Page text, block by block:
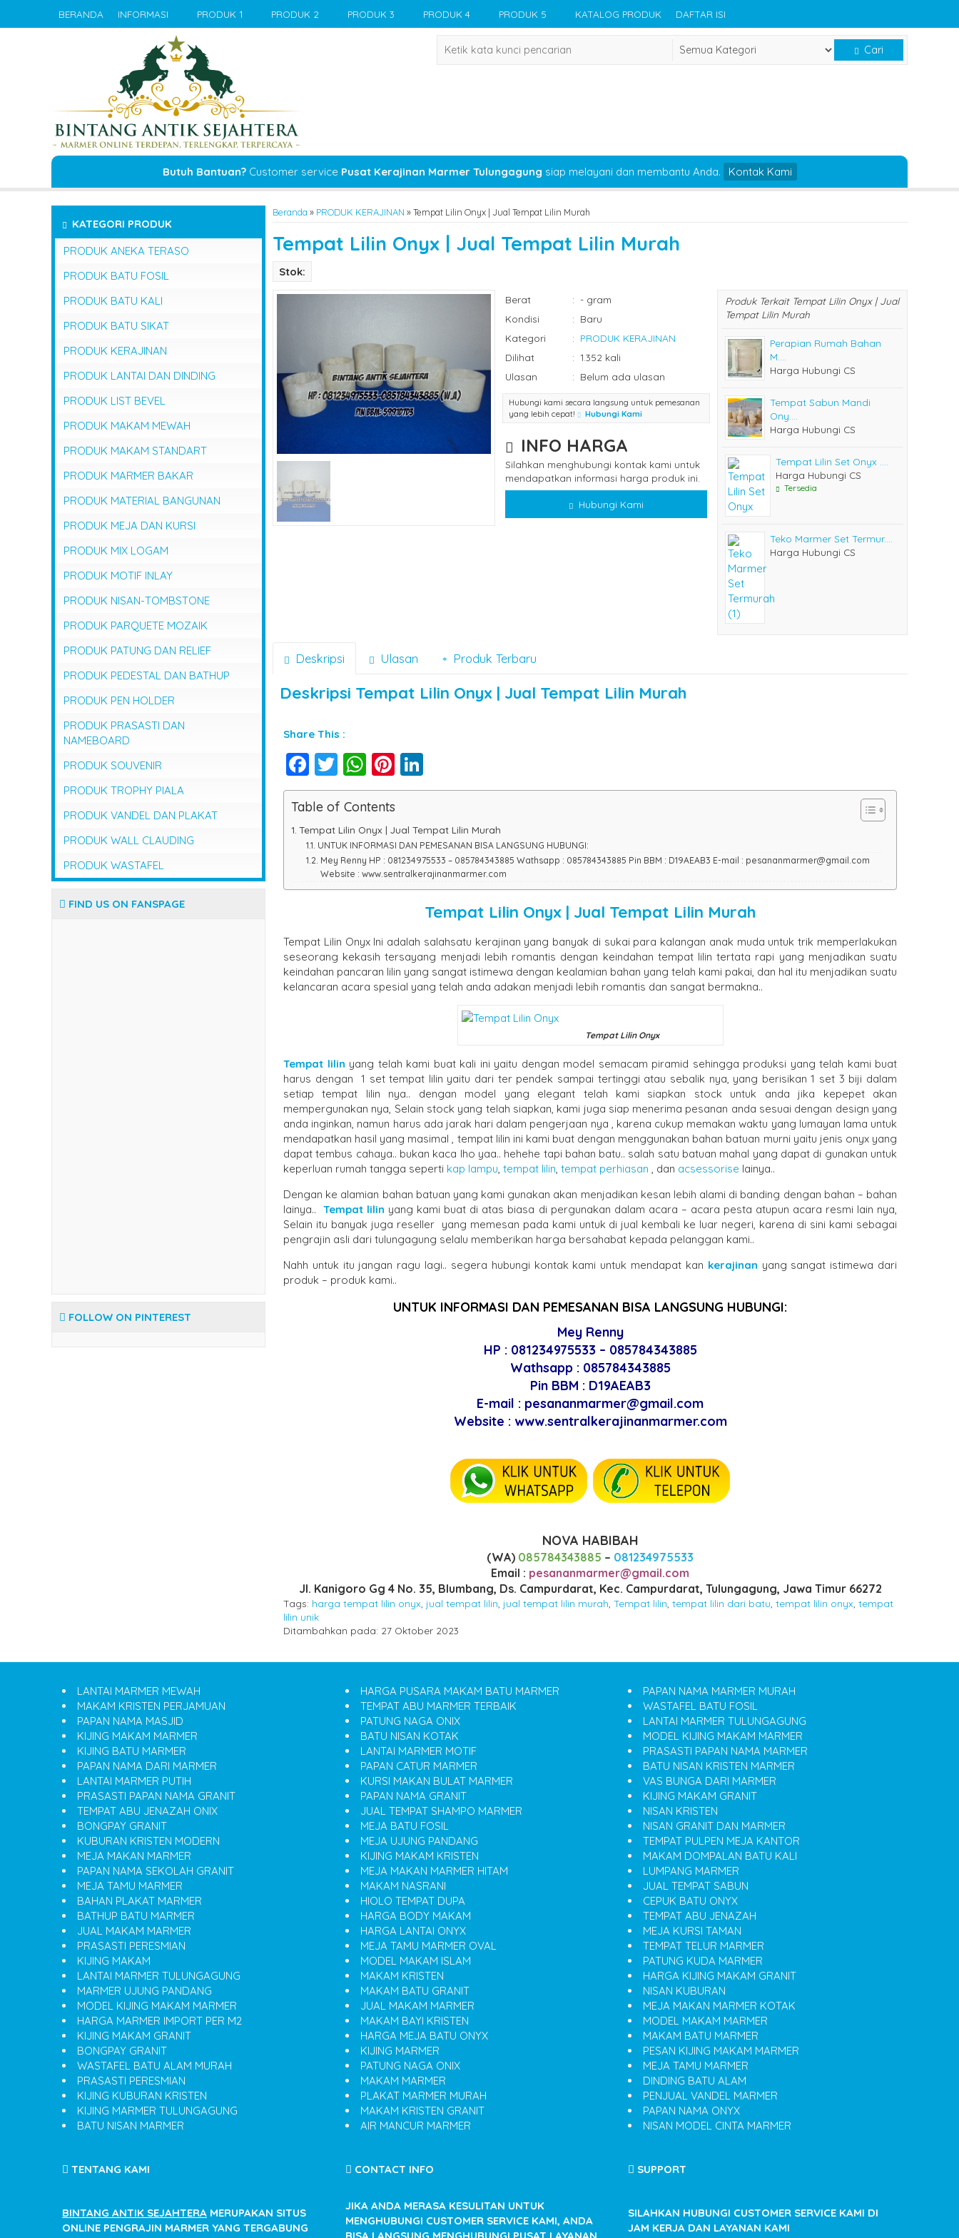
BERANDA INFORMASI PRODUK 1 PRODUK 2 PRODUK 3 PRODUK 4 PRODUK 5 KATALOG PRODUK DAFTAR ISI
Cari
Butuh Bantuan?Customer service Pusat Kerajinan Marmer Tulungagung siap melayani dan membantu Anda. Kontak Kami
Beranda » PRODUK KERAJINAN »Tempat Lilin Onyx | Jual Tempat Lilin Murah
Tempat Lilin Onyx | Jual Tempat Lilin Murah
Stok:
Berat : - gram
Kondisi
: Baru
Kategori
: PRODUK KERAJINAN
Dilihat
: 1.352 kali
Ulasan
: Belum ada ulasan
Hubungi kami secara langsung untuk pemesanan
yang lebih cepat!
Hubungi Kami
INFO HARGA
Silahkan menghubungi kontak kami untuk
mendapatkan informasi harga produk ini.
Hubungi Kami
Produk Terkait Tempat Lilin Onyx | Jual
Tempat Lilin Murah
Perapian Rumah Bahan
M....
Harga Hubungi CS
Tempat Sabun Mandi
Ony....
Harga Hubungi CS
Tempat Lilin Set Onyx ....
Harga Hubungi CS
Tersedia
Teko Marmer Set Termur....
Harga Hubungi CS
Deskripsi Ulasan Produk Terbaru
Deskripsi Tempat Lilin Onyx | Jual Tempat Lilin Murah
Share This :
Facebook
Twitter
WhatsApp
Pinterest
Table of Contents
Tempat Lilin Onyx | Jual Tempat Lilin Murah
UNTUK INFORMASI DAN PEMESANAN BISA LANGSUNG HUBUNGI:
Mey Renny HP : 081234975533 – 085784343885 Wathsapp : 085784343885 Pin BBM : D19AEAB3 E-mail : pesananmarmer@gmail.com
Website : www.sentralkerajinanmarmer.com
Tempat Lilin Onyx | Jual Tempat Lilin Murah
Tempat Lilin Onyx Ini adalah salahsatu kerajinan yang banyak di sukai para kalangan anak muda untuk trik memperlakukan
seseorang kekasih tersayang menjadi lebih romantis dengan keindahan tempat lilin tertata rapi yang menjadikan suatu
keindahan pancaran lilin yang sangat istimewa dengan kealamian bahan yang telah kami pakai, dan hal itu menjadikan suatu
kelancaran acara spesial yang telah anda adakan menjadi lebih romantis dan sangat bermakna..
Tempat Lilin Onyx
Tempat lilin yang telah kami buat kali ini yaitu dengan model semacam piramid sehingga produksi yang telah kami buat
harus dengan 1 set tempat lilin yaitu dari ter pendek sampai tertinggi atau sebalik nya, yang berisikan 1 set 3 biji dalam
setiap tempat lilin nya.. dengan model yang elegant telah kami siapkan stock untuk anda jika kepepet akan
mempergunakan nya, Selain stock yang telah siapkan, kami juga siap menerima pesanan anda sesuai dengan design yang
anda inginkan, namun harus ada jarak hari dalam pengerjaan nya , karena cukup memakan waktu yang lumayan lama untuk
mendapatkan hasil yang masimal , tempat lilin ini kami buat dengan menggunakan bahan batuan murni yaitu jenis onyx yang
dapat tembus cahaya.. bukan kaca lho yaa.. hehehe tapi bahan batu.. salah satu batuan mahal yang dapat di gunakan untuk
keperluan rumah tangga seperti kap lampu, tempat lilin, tempat perhiasan , dan acsessorise lainya..
Dengan ke alamian bahan batuan yang kami gunakan akan menjadikan kesan lebih alami di banding dengan bahan – bahan
lainya..Tempat lilin yang kami buat di atas biasa di pergunakan dalam acara – acara pesta atupun acara resmi lain nya,
Selain itu banyak juga reseller yang memesan pada kami untuk di jual kembali ke luar negeri, karena di sini kami sebagai
pengrajin asli dari tulungagung selalu memberikan harga bersahabat kepada pelanggan kami..
Nahh untuk itu jangan ragu lagi.. segera hubungi kontak kami untuk mendapat kan kerajinan yang sangat istimewa dari
produk – produk kami..
UNTUK INFORMASI DAN PEMESANAN BISA LANGSUNG HUBUNGI:
Mey Renny
HP : 081234975533 – 085784343885
Wathsapp : 085784343885
Pin BBM : D19AEAB3
E-mail : pesananmarmer@gmail.com
Website : www.sentralkerajinanmarmer.com
NOVA HABIBAH
(WA) 085784343885 – 081234975533
Email : pesananmarmer@gmail.com
Jl. Kanigoro Gg 4 No. 35, Blumbang, Ds. Campurdarat, Kec. Campurdarat, Tulungagung, Jawa Timur 66272
Tags: harga tempat lilin onyx jual tempat lilin jual tempat lilin murah Tempat lilin tempat lilin dari batu tempat lilin onyx tempat
lilin unik
Ditambahkan pada: 27 Oktober 2023
KATEGORI PRODUK
PRODUK ANEKA TERASO
PRODUK BATU FOSIL
PRODUK BATU KALI
PRODUK BATU SIKAT
PRODUK KERAJINAN
PRODUK LANTAI DAN DINDING
PRODUK LIST BEVEL
PRODUK MAKAM MEWAH
PRODUK MAKAM STANDART
PRODUK MARMER BAKAR
PRODUK MATERIAL BANGUNAN
PRODUK MEJA DAN KURSI
PRODUK MIX LOGAM
PRODUK MOTIF INLAY
PRODUK NISAN-TOMBSTONE
PRODUK PARQUETE MOZAIK
PRODUK PATUNG DAN RELIEF
PRODUK PEDESTAL DAN BATHUP
PRODUK PEN HOLDER
PRODUK PRASASTI DAN
NAMEBOARD
PRODUK SOUVENIR
PRODUK TROPHY PIALA
PRODUK VANDEL DAN PLAKAT
PRODUK WALL CLAUDING
PRODUK WASTAFEL
FIND US ON FANSPAGE
FOLLOW ON PINTEREST
LANTAI MARMER MEWAH
MAKAM KRISTEN PERJAMUAN
PAPAN NAMA MASJID
KIJING MAKAM MARMER
KIJING BATU MARMER
PAPAN NAMA DARI MARMER
LANTAI MARMER PUTIH
PRASASTI PAPAN NAMA GRANIT
TEMPAT ABU JENAZAH ONIX
BONGPAY GRANIT
KUBURAN KRISTEN MODERN
MEJA MAKAN MARMER
PAPAN NAMA SEKOLAH GRANIT
MEJA TAMU MARMER
BAHAN PLAKAT MARMER
BATHUP BATU MARMER
JUAL MAKAM MARMER
PRASASTI PERESMIAN
KIJING MAKAM
LANTAI MARMER TULUNGAGUNG
MARMER UJUNG PANDANG
MODEL KIJING MAKAM MARMER
HARGA MARMER IMPORT PER M2
KIJING MAKAM GRANIT
BONGPAY GRANIT
WASTAFEL BATU ALAM MURAH
PRASASTI PERESMIAN
KIJING KUBURAN KRISTEN
KIJING MARMER TULUNGAGUNG
BATU NISAN MARMER
TENTANG KAMI
BINTANG ANTIK SEJAHTERA MERUPAKAN SITUS
ONLINE PENGRAJIN MARMER YANG TERGABUNG
HARGA PUSARA MAKAM BATU MARMER
TEMPAT ABU MARMER TERBAIK
PATUNG NAGA ONIX
BATU NISAN KOTAK
LANTAI MARMER MOTIF
PAPAN CATUR MARMER
KURSI MAKAN BULAT MARMER
PAPAN NAMA GRANIT
JUAL TEMPAT SHAMPO MARMER
MEJA BATU FOSIL
MEJA UJUNG PANDANG
KIJING MAKAM KRISTEN
MEJA MAKAN MARMER HITAM
MAKAM NASRANI
HIOLO TEMPAT DUPA
HARGA BODY MAKAM
HARGA LANTAI ONYX
MEJA TAMU MARMER OVAL
MODEL MAKAM ISLAM
MAKAM KRISTEN
MAKAM BATU GRANIT
JUAL MAKAM MARMER
MAKAM BAYI KRISTEN
HARGA MEJA BATU ONYX
KIJING MARMER
PATUNG NAGA ONIX
MAKAM MARMER
PLAKAT MARMER MURAH
MAKAM KRISTEN GRANIT
AIR MANCUR MARMER
CONTACT INFO
JIKA ANDA MERASA KESULITAN UNTUK
MENGHUBUNGI CUSTOMER SERVICE KAMI, ANDA
PAPAN NAMA MARMER MURAH
WASTAFEL BATU FOSIL
LANTAI MARMER TULUNGAGUNG
MODEL KIJING MAKAM MARMER
PRASASTI PAPAN NAMA MARMER
BATU NISAN KRISTEN MARMER
VAS BUNGA DARI MARMER
KIJING MAKAM GRANIT
NISAN KRISTEN
NISAN GRANIT DAN MARMER
TEMPAT PULPEN MEJA KANTOR
MAKAM DOMPALAN BATU KALI
LUMPANG MARMER
JUAL TEMPAT SABUN
CEPUK BATU ONYX
TEMPAT ABU JENAZAH
MEJA KURSI TAMAN
TEMPAT TELUR MARMER
PATUNG KUDA MARMER
HARGA KIJING MAKAM GRANIT
NISAN KUBURAN
MEJA MAKAN MARMER KOTAK
MODEL MAKAM MARMER
MAKAM BATU MARMER
PESAN KIJING MAKAM MARMER
MEJA TAMU MARMER
DINDING BATU ALAM
PENJUAL VANDEL MARMER
PAPAN NAMA ONYX
NISAN MODEL CINTA MARMER
SUPPORT
SILAHKAN HUBUNGI CUSTOMER SERVICE KAMI DI
JAM KERJA DAN LAYANAN KAMI